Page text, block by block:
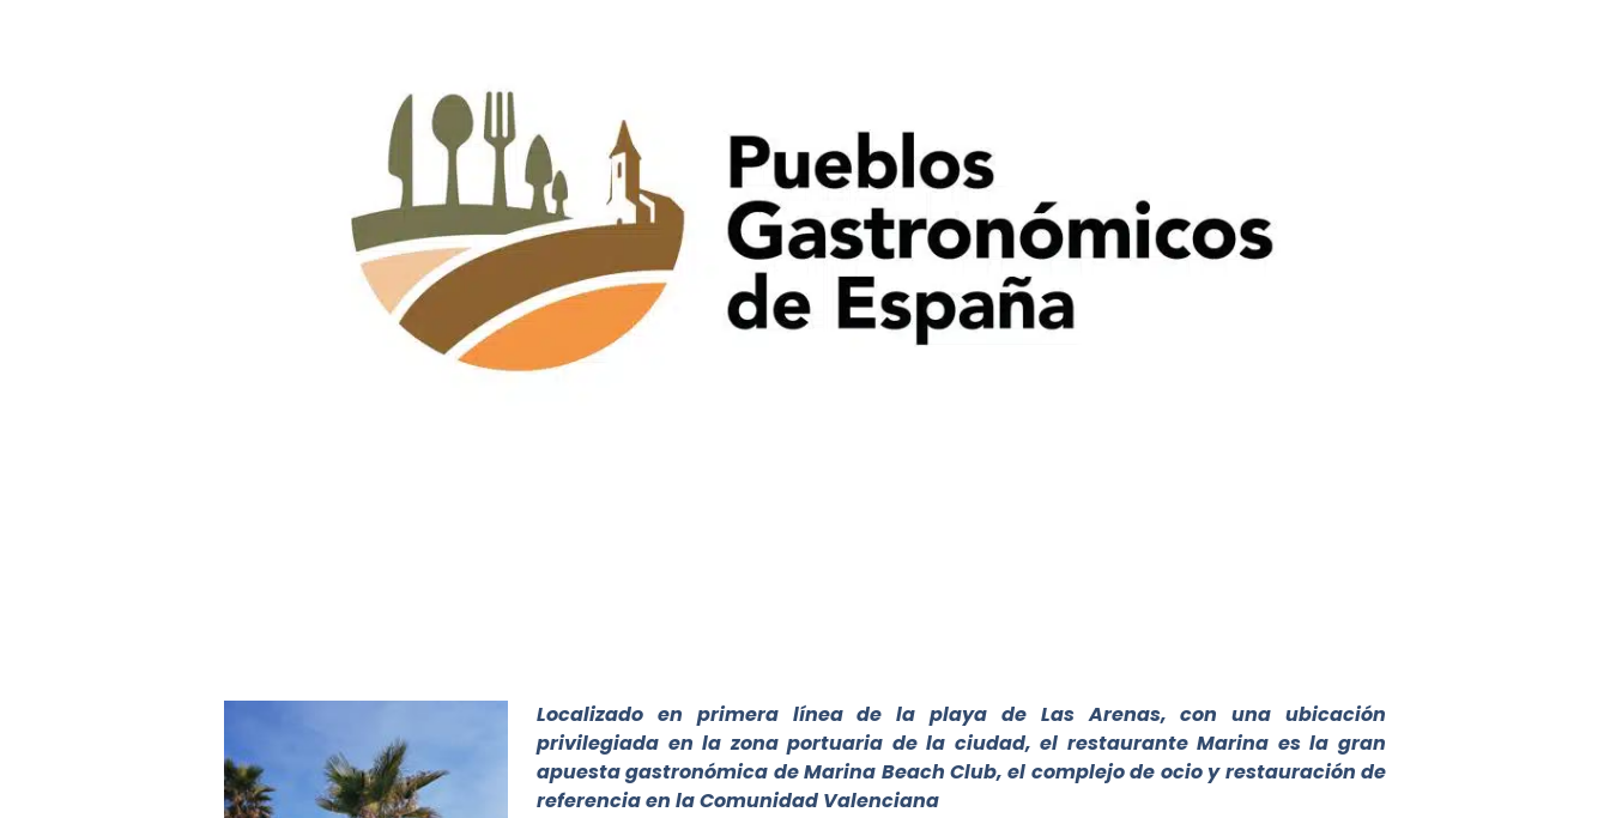
Localizado en primera línea de la playa de Las Arenas, con una ubicación
privilegiada en la zona portuaria de la ciudad, el restaurante Marina es la gran
apuesta gastronómica de Marina Beach Club, el complejo de ocio y restauración de
referencia en la Comunidad Valenciana